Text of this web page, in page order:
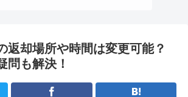
返却場所や時間は変更可能？
問も解決！